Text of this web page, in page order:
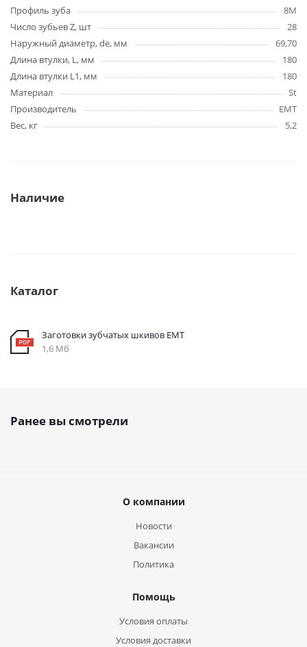
Профиль зуба
8M
Число зубьев Z, шт
28
Наружный диаметр, de, мм
69,70
Длина втулки, L, мм
180
Длина втулки L1, мм
180
Материал
St
Производитель
EMT
Вес, кг
5,2
Наличие
Каталог
Заготовки зубчатых шкивов EMT
1,6 Мб
Ранее вы смотрели
О компании
Новости
Вакансии
Политика
Помощь
Условия оплаты
Условия доставки